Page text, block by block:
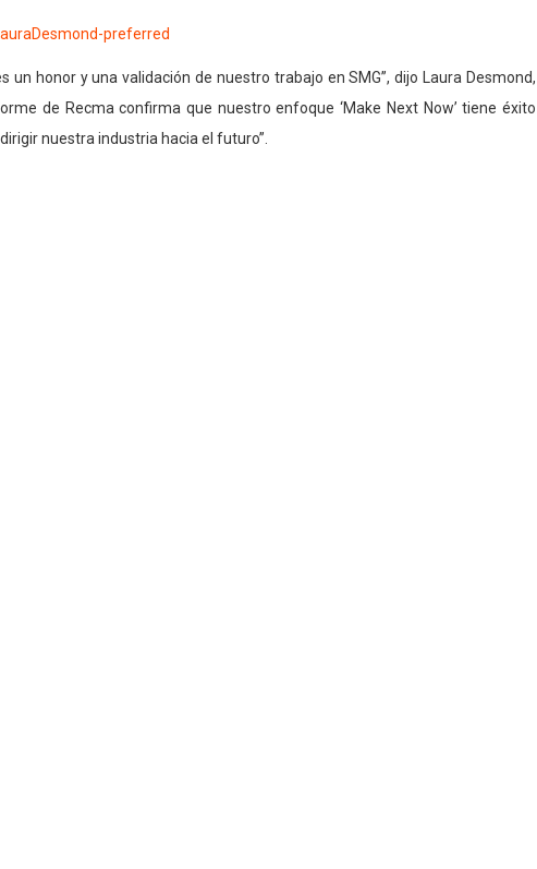
un honor y una validación de nuestro trabajo en SMG”, dijo Laura Desmond,
de Recma confirma que nuestro enfoque ‘Make Next Now’ tiene éxito
nuestra industria hacia el futuro”.